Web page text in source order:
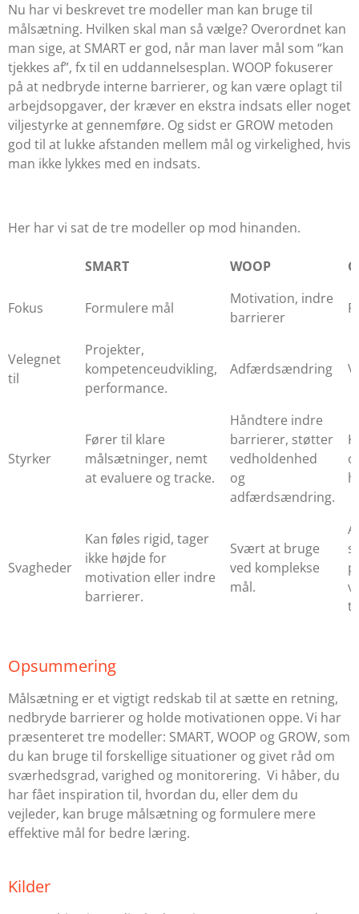
Nu har vi beskrevet tre modeller man kan bruge til
målsætning. Hvilken skal man så vælge? Overordnet kan
man sige, at SMART er god, når man laver mål som “kan
tjekkes af”, fx til en uddannelsesplan. WOOP fokuserer
på at nedbryde interne barrierer, og kan være oplagt til
arbejdsopgaver, der kræver en ekstra indsats eller noget
viljestyrke at gennemføre. Og sidst er GROW metoden
god til at lukke afstanden mellem mål og virkelighed, hvis
man ikke lykkes med en indsats.
Her har vi sat de tre modeller op mod hinanden.
SMART WOOP
Fokus Formulere mål
Motivation, indre
barrierer
Velegnet
til
Projekter,
kompetenceudvikling,
performance.
Adfærdsændring
Styrker
Fører til klare
målsætninger, nemt
at evaluere og tracke.
Håndtere indre
barrierer, støtter
vedholdenhed
og
adfærdsændring.
Svagheder
Kan føles rigid, tager
ikke højde for
motivation eller indre
barrierer.
Svært at bruge
ved komplekse
mål.
Opsummering
Målsætning er et vigtigt redskab til at sætte en retning,
nedbryde barrierer og holde motivationen oppe. Vi har
præsenteret tre modeller: SMART, WOOP og GROW, som
du kan bruge til forskellige situationer og givet råd om
sværhedsgrad, varighed og monitorering. Vi håber, du
har fået inspiration til, hvordan du, eller dem du
vejleder, kan bruge målsætning og formulere mere
effektive mål for bedre læring.
Kilder